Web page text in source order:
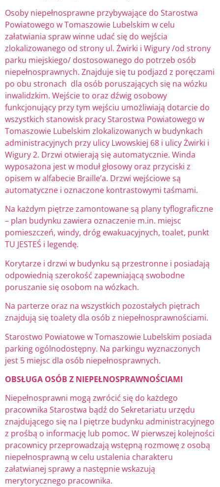
Osoby niepełnosprawne przybywające do Starostwa
Powiatowego w Tomaszowie Lubelskim w celu
załatwiania spraw winne udać się do wejścia
zlokalizowanego od strony ul. Żwirki i Wigury /od strony
parku miejskiego/ dostosowanego do potrzeb osób
niepełnosprawnych. Znajduje się tu podjazd z poręczami
po obu stronach dla osób poruszających się na wózku
inwalidzkim. Wejście to oraz dźwig osobowy
funkcjonujący przy tym wejściu umożliwiają dotarcie do
wszystkich stanowisk pracy Starostwa Powiatowego w
Tomaszowie Lubelskim zlokalizowanych w budynkach
administracyjnych przy ulicy Lwowskiej 68 i ulicy Żwirki i
Wigury 2. Drzwi otwierają się automatycznie. Winda
wyposażona jest w moduł głosowy oraz przyciski z
opisem w alfabecie Braille’a. Drzwi wejściowe są
automatyczne i oznaczone kontrastowymi taśmami.
Na każdym piętrze zamontowane są plany tyflograficzne
– plan budynku zawiera oznaczenie m.in. miejsc
pomieszczeń, windy, dróg ewakuacyjnych, toalet, punkt
TU JESTEŚ i legendę.
Korytarze i drzwi w budynku są przestronne i posiadają
odpowiednią szerokość zapewniającą swobodne
poruszanie się osobom na wózkach.
Na parterze oraz na wszystkich pozostałych piętrach
znajdują się toalety dla osób z niepełnosprawnościami.
Starostwo Powiatowe w Tomaszowie Lubelskim posiada
parking ogólnodostępny. Na parkingu wyznaczonych
jest 5 miejsc dla osób niepełnosprawnych.
OBSŁUGA OSÓB Z NIEPEŁNOSPRAWNOŚCIAMI
Niepełnosprawni mogą zwrócić się do każdego
pracownika Starostwa bądź do Sekretariatu urzędu
znajdującego się na I piętrze budynku administracyjnego
z prośbą o informację lub pomoc. W pierwszej kolejności
pracownicy przeprowadzają wstępną rozmowę z osobą
niepełnosprawną w celu ustalenia charakteru
załatwianej sprawy a następnie wskazują
merytorycznego pracownika.